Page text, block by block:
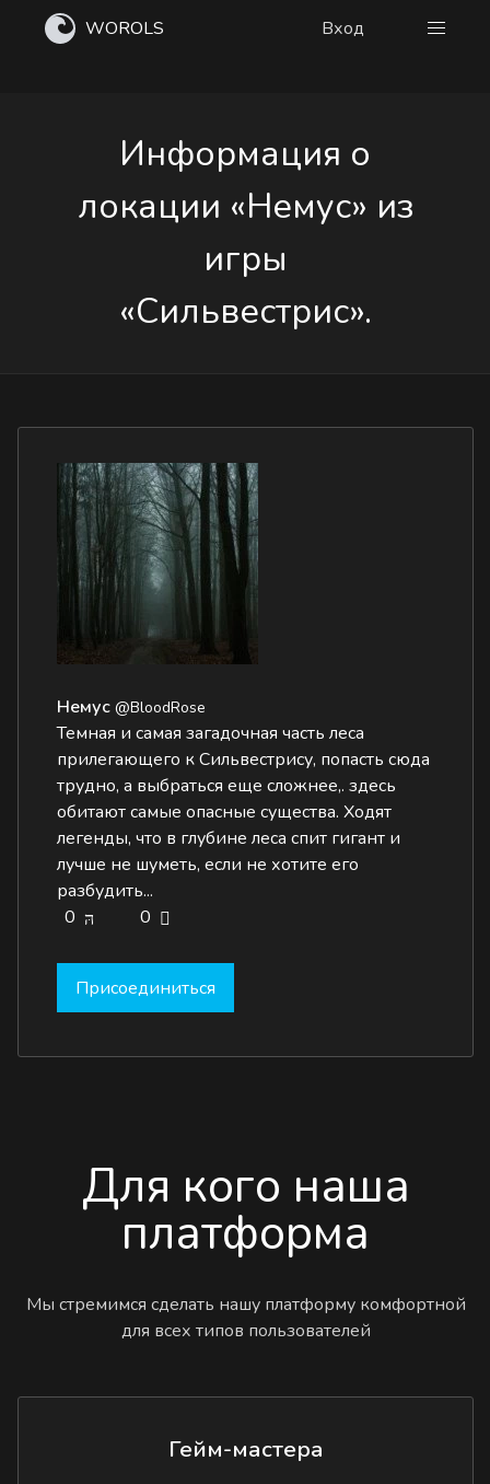
WOROLS Вход
Информация о
локации «Немус» из
игры
«Сильвестрис».
Немус @BloodRose
Темная и самая загадочная часть леса
прилегающего к Сильвестрису, попасть сюда
трудно, а выбраться еще сложнее,. здесь
обитают самые опасные существа. Ходят
легенды, что в глубине леса спит гигант и
лучше не шуметь, если не хотите его
разбудить...
0
0
Присоединиться
Для кого наша
платформа
Мы стремимся сделать нашу платформу комфортной
для всех типов пользователей
Гейм-мастера